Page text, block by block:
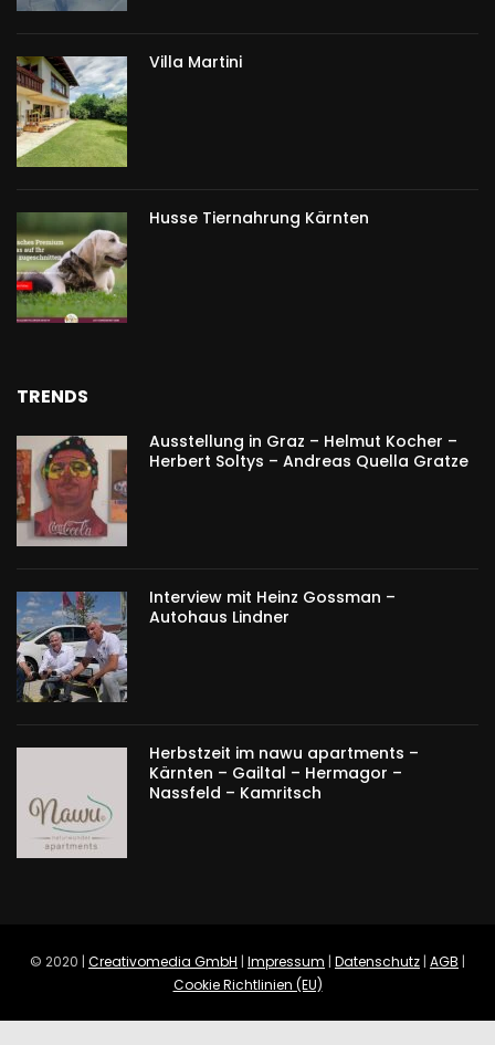
Villa Martini
Husse Tiernahrung Kärnten
TRENDS
Ausstellung in Graz – Helmut Kocher –
Herbert Soltys – Andreas Quella Gratze
Interview mit Heinz Gossman –
Autohaus Lindner
Herbstzeit im nawu apartments –
Kärnten – Gailtal – Hermagor –
Nassfeld – Kamritsch
© 2020 | Creativomedia GmbH | Impressum | Datenschutz | AGB |
Cookie Richtlinien (EU)